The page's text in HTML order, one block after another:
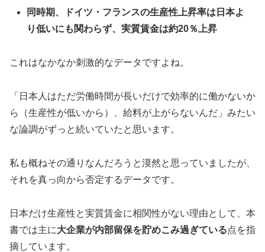
同時期、ドイツ・フランスの生産性上昇率は日本よ
り低いにも関わらず、実質賃金は約20％上昇
これはなかなか刺激的なデータですよね。
「日本人はただ労働時間が長いだけで効率的に働かないか
ら（生産性が低いから）、給料が上がらないんだ」みたい
な論調がずっと続いていたと思います。
私も概ねその通りなんだろうと漠然と思っていましたが、
それを真っ向から否定するデータです。
日本だけ生産性と実質賃金に相関性がない理由として、本
書では主に大企業が内部留保を貯めこみ過ぎている点を指
摘しています。